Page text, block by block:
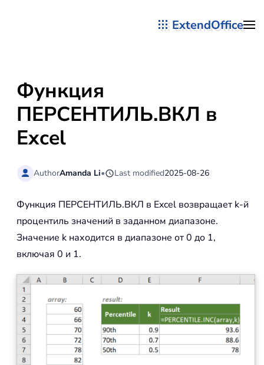
ExtendOffice
Функция
ПЕРСЕНТИЛЬ.ВКЛ в
Excel
AuthorAmanda Li• Last modified2025-08-26
Функция ПЕРСЕНТИЛЬ.ВКЛ в Excel возвращает k-й
процентиль значений в заданном диапазоне.
Значение k находится в диапазоне от 0 до 1,
включая 0 и 1.